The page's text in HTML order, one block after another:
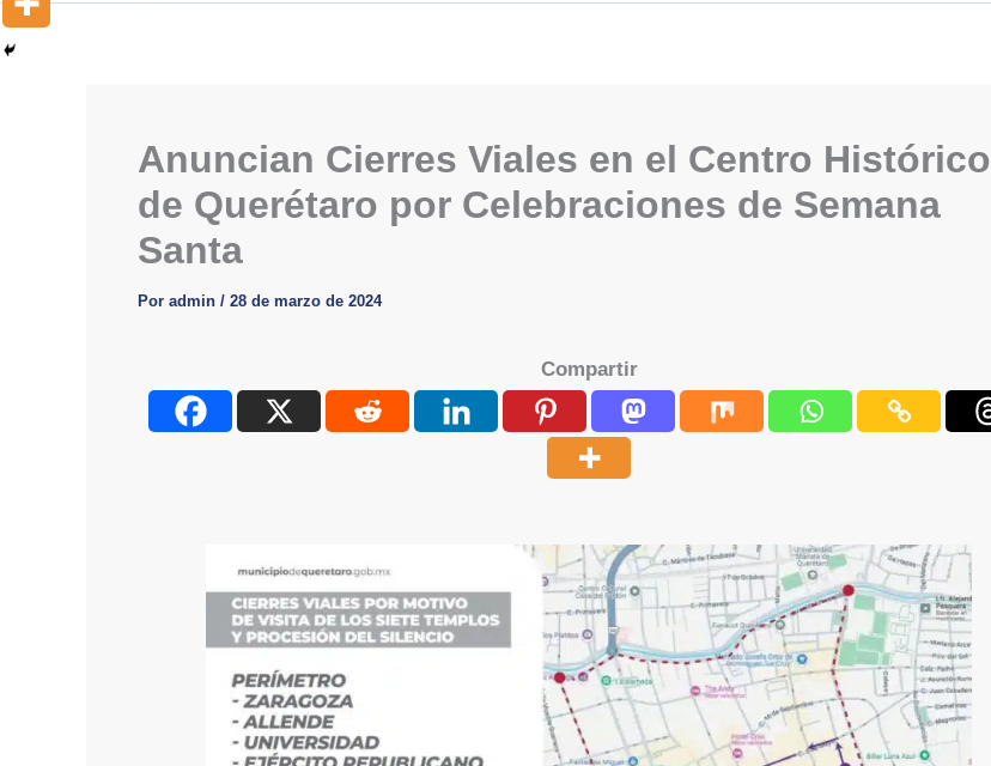
Anuncian Cierres Viales en el Centro Histórico
de Querétaro por Celebraciones de Semana
Santa
Por admin / 28 de marzo de 2024
Compartir